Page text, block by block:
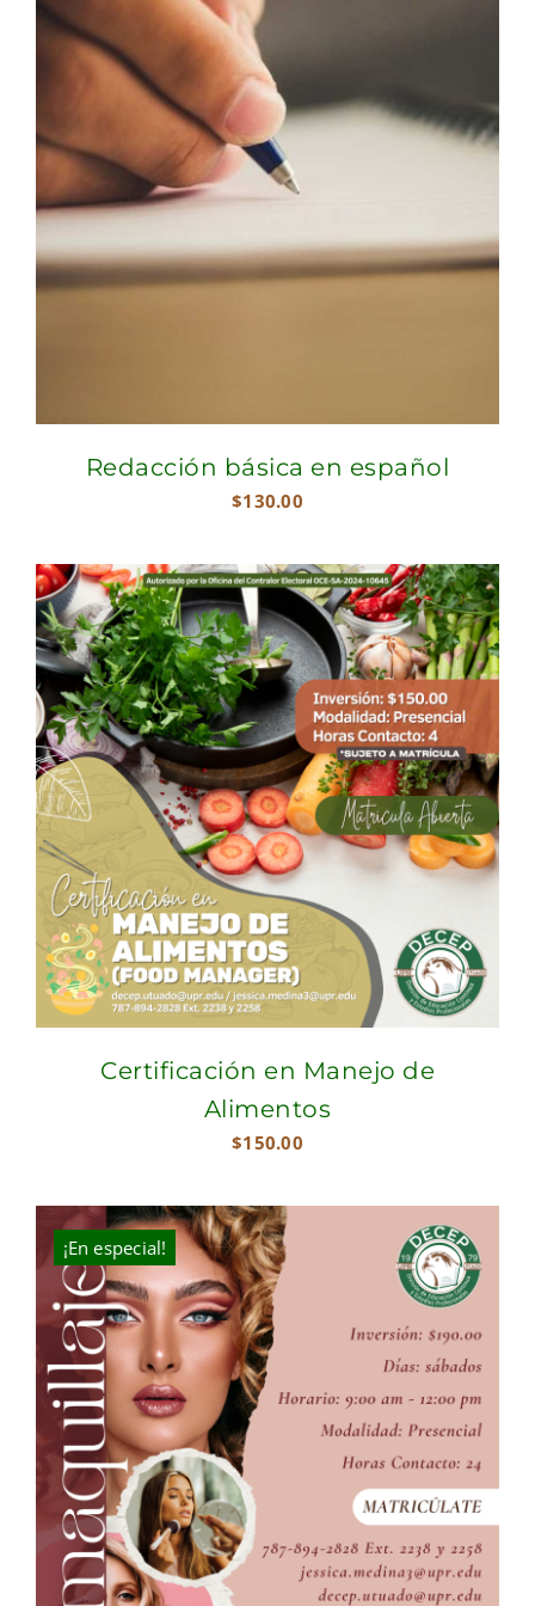
Redacción básica en español
$130.00
Certificación en Manejo de
Alimentos
$150.00
¡En especial!